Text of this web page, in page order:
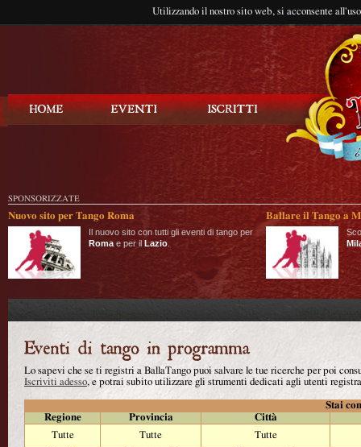
Utilizzando il nostro sito web, si acconsente
SPONSORIZZATE
Nuovo sito per Tango Roma
Il nuovo sito con tutti gli eventi di tango per
Roma e per il Lazio
Ballare il Tango a
Lo sapevi che se ti registri a BallaTango puoi salvare le tue ricerche per poi
Iscriviti adesso, e potrai subito utilizzare gli strumenti dedicati agli utenti
Stai
Regione
Provincia
Città
Tutte
Tutte
Tutte